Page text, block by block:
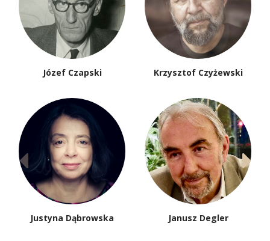
Józef Czapski Krzysztof Czyżewski
Justyna Dąbrowska Janusz Degler